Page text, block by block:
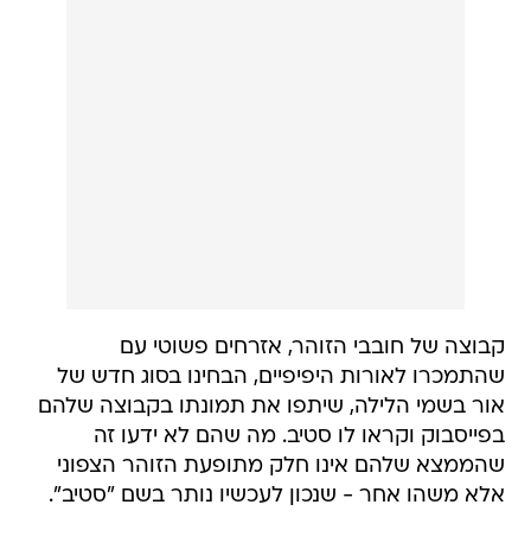
קבוצה של חובבי הזוהר, אזרחים פשוטי עם
שהתמכרו לאורות היפיפיים, הבחינו בסוג חדש של
אור בשמי הלילה, שיתפו את תמונתו בקבוצה שלהם
בפייסבוק וקראו לו סטיב. מה שהם לא ידעו זה
שהממצא שלהם אינו חלק מתופעת הזוהר הצפוני
אלא משהו אחר - שנכון לעכשיו נותר בשם "סטיב".